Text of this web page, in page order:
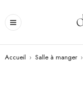
Accueil › Salle à manger ›